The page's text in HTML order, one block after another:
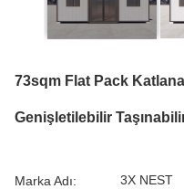
73sqm Flat Pack
Genişletilebilir
Marka Adı: 3X NEST